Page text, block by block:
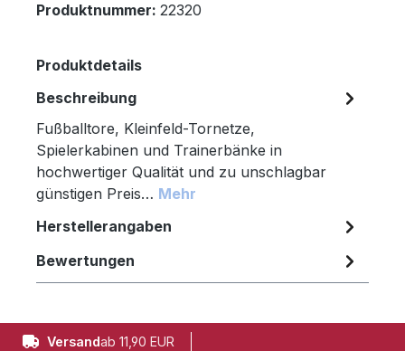
Produktnummer: 22320
Produktdetails
Beschreibung
Fußballtore, Kleinfeld-Tornetze,
Spielerkabinen und Trainerbänke in
hochwertiger Qualität und zu unschlagbar
günstigen Preis… Mehr
Herstellerangaben
Bewertungen
Versandab 11,90 EUR